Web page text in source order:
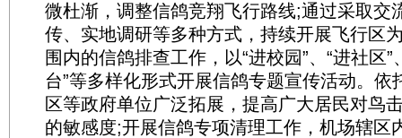
微杜渐，调整信鸽竞翔飞行路线;通过采取交
传、实地调研等多种方式，持续开展飞行区
围内的信鸽排查工作，以“进校园”、“进社区”
台”等多样化形式开展信鸽专题宣传活动。依
区等政府单位广泛拓展，提高广大居民对鸟
的敏感度;开展信鸽专项清理工作，机场辖区